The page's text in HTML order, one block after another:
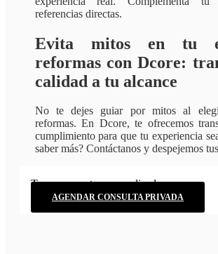
referencias directas.
Evita mitos en tu
reformas con Dcore:
calidad a tu alcance
No te dejes guiar por mitos al
reformas. En Dcore, te ofrecemos
cumplimiento para que tu experiencia
saber más? Contáctanos y despejemos
Tu presupuesto personalizado.
AGENDAR CONSULTA PRIVADA